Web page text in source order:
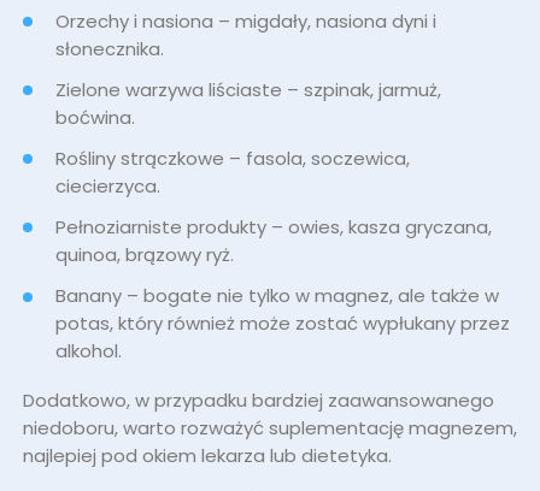
Orzechy i nasiona – migdały, nasiona dyni i
słonecznika.
Zielone warzywa liściaste – szpinak, jarmuż,
boćwina.
Rośliny strączkowe – fasola, soczewica,
ciecierzyca.
Pełnoziarniste produkty – owies, kasza gryczana,
quinoa, brązowy ryż.
Banany – bogate nie tylko w magnez, ale także w
potas, który również może zostać wypłukany przez
alkohol.
Dodatkowo, w przypadku bardziej zaawansowanego
niedoboru, warto rozważyć suplementację magnezem,
najlepiej pod okiem lekarza lub dietetyka.